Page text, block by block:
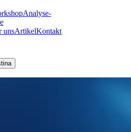
Analyse-
unsArtikelKontakt